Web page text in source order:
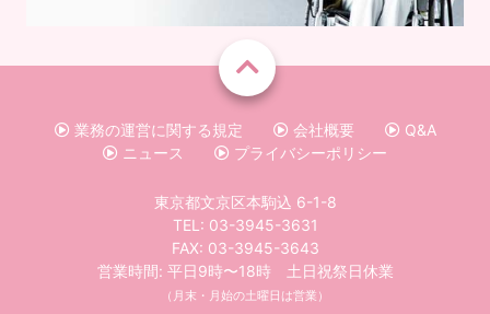
業務の運営に関する規定 会社概要
Q&A
ニュース
プライバシーポリシー
東京都文京区本駒込 6-1-8
TEL: 03-3945-3631
FAX: 03-3945-3643
営業時間: 平日9時〜18時 土日祝祭日休業
（月末・月始の土曜日は営業）